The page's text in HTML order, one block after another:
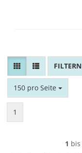
150 pro Seite
pro Seite
1
1 bis